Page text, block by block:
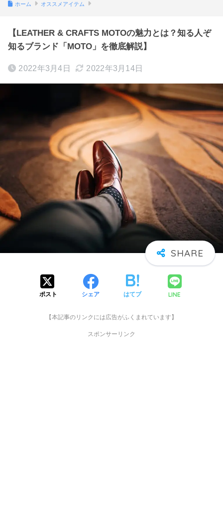
ホーム オススメアイテム
【LEATHER & CRAFTS MOTOの魅力とは？知る人ぞ
知るブランド「MOTO」を徹底解説】
2022年3月4日 2022年3月14日
ポスト シェア はてブ LINE
【本記事のリンクには広告がふくまれています】
スポンサーリンク